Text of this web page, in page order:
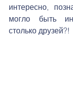
интересно,
могло быть
столько друзей?!